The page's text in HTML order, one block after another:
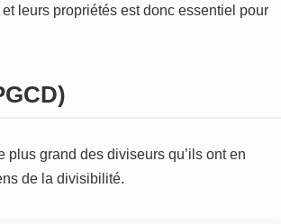
leurs propriétés est donc essentiel pour
plus grand des diviseurs qu’ils ont en
de la divisibilité.